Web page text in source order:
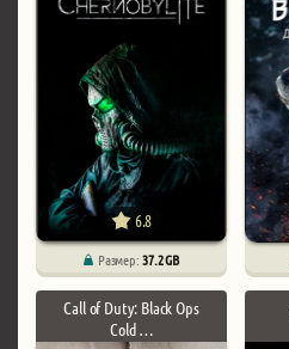
6.8
Размер:37.2 GB
Call of Duty: Black Ops
Cold …